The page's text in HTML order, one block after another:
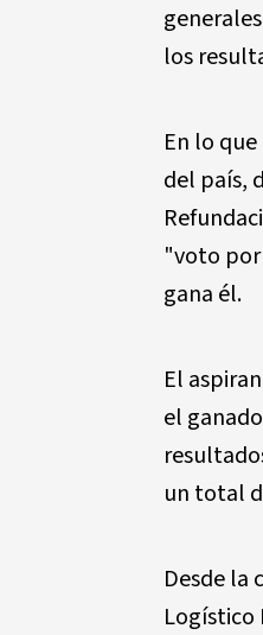
los
En lo
del país,
"voto por
gana él.
El
el
un total
Desde la
Logístico